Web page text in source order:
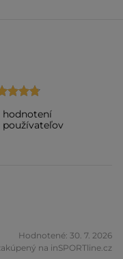
hodnotení
používateľov
Hodnotené: 30. 7. 2026
na inSPORTline.cz